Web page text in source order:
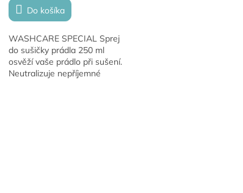
Do košíka
WASHCARE SPECIAL Sprej
do sušičky prádla 250 ml
osvěží vaše prádlo při sušení.
Neutralizuje nepříjemné